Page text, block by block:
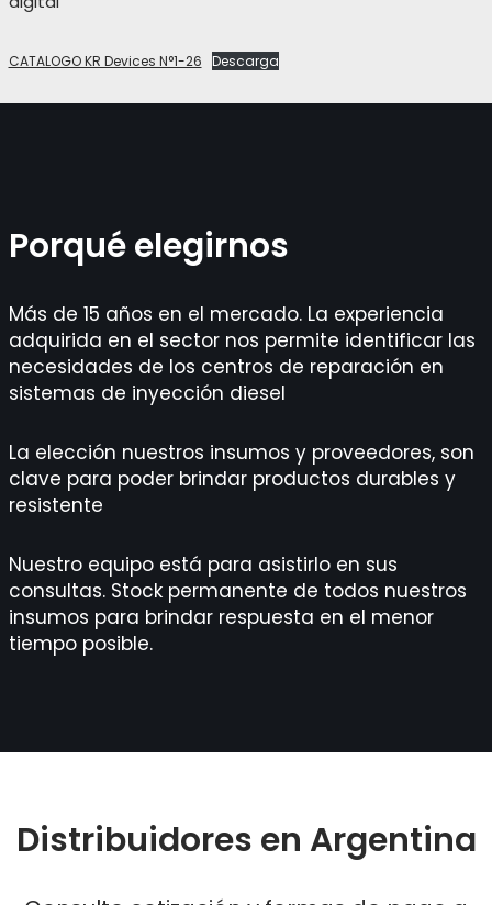
CATALOGO KR Devices N°1-26 Descarga
Porqué elegirnos
Más de 15 años en el mercado. La experiencia
adquirida en el sector nos permite identificar las
necesidades de los centros de reparación en
sistemas de inyección diesel
La elección nuestros insumos y proveedores, son
clave para poder brindar productos durables y
resistente
Nuestro equipo está para asistirlo en sus
consultas. Stock permanente de todos nuestros
insumos para brindar respuesta en el menor
tiempo posible.
Distribuidores en Argentina